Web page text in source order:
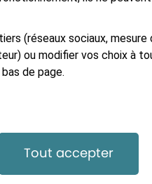
(réseaux sociaux, mesure
ou modifier vos choix à
de page.
Tout accepter
sur
Données personnelles et